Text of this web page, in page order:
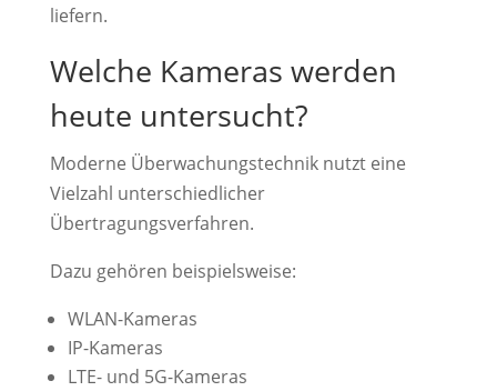
liefern.
Welche Kameras werden
heute untersucht?
Moderne Überwachungstechnik nutzt eine
Vielzahl unterschiedlicher
Übertragungsverfahren.
Dazu gehören beispielsweise:
WLAN-Kameras
IP-Kameras
LTE- und 5G-Kameras